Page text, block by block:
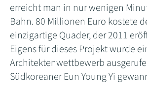
erreicht man in nur wenigen
Bahn. 80 Millionen Euro kostete
einzigartige Quader, der 2011
Eigens für dieses Projekt wurde
Architektenwettbewerb
Südkoreaner Eun Young Yi